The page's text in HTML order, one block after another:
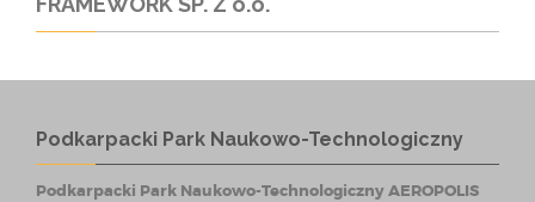
Podkarpacki Park Naukowo-Technologiczny
Podkarpacki Park Naukowo-Technologiczny AEROPOLIS